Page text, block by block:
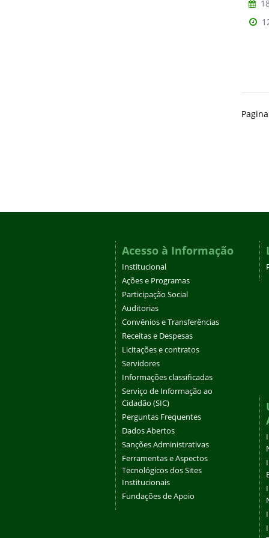
Acesso à Informação
Institucional
Ações e Programas
Participação Social
Auditorias
Convênios e Transferências
Receitas e Despesas
Licitações e contratos
Servidores
Informações classificadas
Serviço de Informação ao
Cidadão (SIC)
Perguntas Frequentes
Dados Abertos
Sanções Administrativas
Ferramentas e Aspectos
Tecnológicos dos Sites
Institucionais
Fundações de Apoio